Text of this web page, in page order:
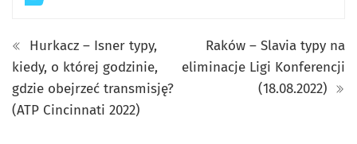
Hurkacz – Isner typy,
kiedy, o której godzinie,
gdzie obejrzeć transmisję?
(ATP Cincinnati 2022)
Raków – Slavia typy na
eliminacje Ligi Konferencji
(18.08.2022)